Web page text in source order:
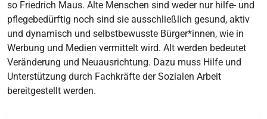
so Friedrich Maus. Alte Menschen sind weder nur hilfe- und
pflegebedürftig noch sind sie ausschließlich gesund, aktiv
und dynamisch und selbstbewusste Bürger*innen, wie in
Werbung und Medien vermittelt wird. Alt werden bedeutet
Veränderung und Neuausrichtung. Dazu muss Hilfe und
Unterstützung durch Fachkräfte der Sozialen Arbeit
bereitgestellt werden.